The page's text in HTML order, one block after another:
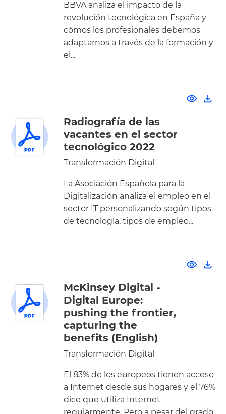
BBVA analiza el impacto de la
revolución tecnológica en España y
cómos los profesionales debemos
adaptarnos a través de la formación y
el...
visibility file_download
Radiografía de las
vacantes en el sector
tecnológico 2022
Transformación Digital
La Asociación Española para la
Digitalización analiza el empleo en el
sector IT personalizando según tipos
de tecnología, tipos de empleo...
visibility file_download
McKinsey Digital -
Digital Europe:
pushing the frontier,
capturing the
benefits (English)
Transformación Digital
El 83% de los europeos tienen acceso
a Internet desde sus hogares y el 76%
dice que utiliza Internet